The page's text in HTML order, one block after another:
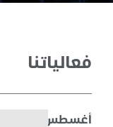
فعالياتنا
أغسطس